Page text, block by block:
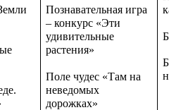
Познавательная игра
– конкурс «Эти
удивительные
растения»
Поле чудес «Там на
неведомых
дорожках»